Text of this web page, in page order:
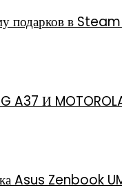
подарков в
A37 И
Asus Zenbook